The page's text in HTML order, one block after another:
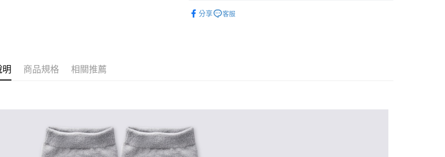
每筆NT$80，滿NT$899(含以上)免運費
付款後7-11取貨
分享
客服
明 商品規格 相關推薦